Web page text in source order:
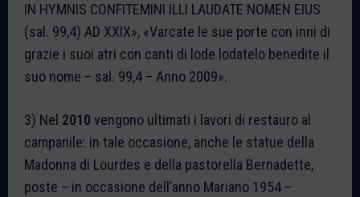
IN HYMNIS CONFITEMINI ILLI LAUDATE NOMEN EIUS
(sal. 99,4) AD XXIX», «Varcate le sue porte con inni di
grazie i suoi atri con canti di lode lodatelo benedite il
suo nome – sal. 99,4 – Anno 2009».
3) Nel 2010 vengono ultimati i lavori di restauro al
campanile: in tale occasione, anche le statue della
Madonna di Lourdes e della pastorella Bernadette,
poste – in occasione dell’anno Mariano 1954 –